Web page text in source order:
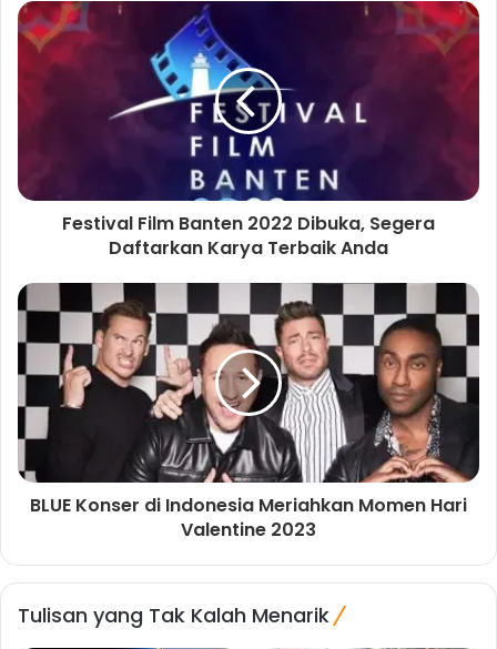
e
Festival Film Banten 2022 Dibuka, Segera
Daftarkan Karya Terbaik Anda
BLUE Konser di Indonesia Meriahkan Momen Hari
Valentine 2023
Tulisan yang Tak Kalah Menarik